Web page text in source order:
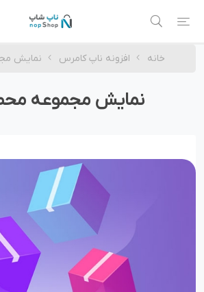
خانه افزونه ناپ کامرس نمایش
نمایش مجموعه